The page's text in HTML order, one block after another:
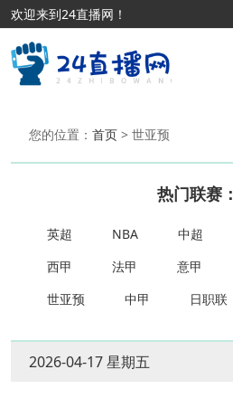
欢迎来到24直播网！
您的位置： 首页 > 世亚预
热门联赛：
英超 NBA 中超
西甲
法甲 意甲
世亚预
中甲 日职联
2026-04-17 星期五